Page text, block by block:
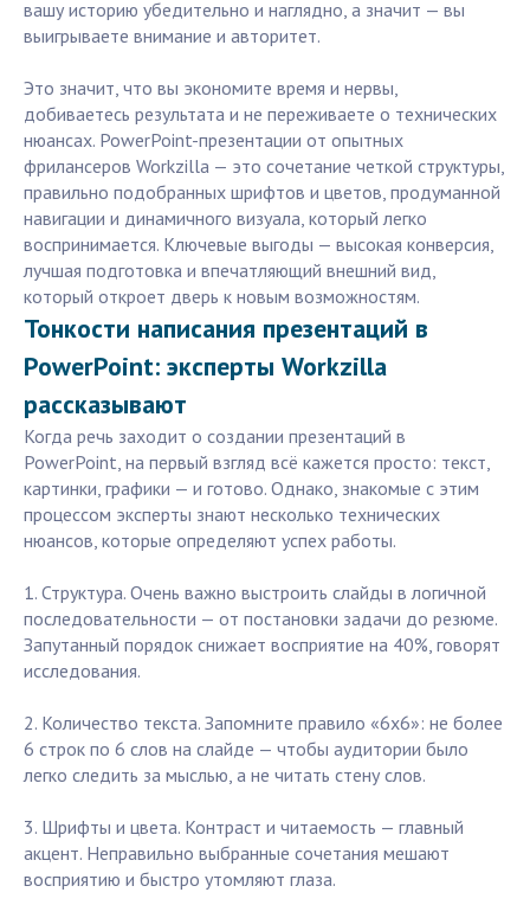
вашу историю убедительно и наглядно, а значит — вы
выигрываете внимание и авторитет.
Это значит, что вы экономите время и нервы,
добиваетесь результата и не переживаете о технических
нюансах. PowerPoint-презентации от опытных
фрилансеров Workzilla — это сочетание четкой структуры,
правильно подобранных шрифтов и цветов, продуманной
навигации и динамичного визуала, который легко
воспринимается. Ключевые выгоды — высокая конверсия,
лучшая подготовка и впечатляющий внешний вид,
который откроет дверь к новым возможностям.
Тонкости написания презентаций в
PowerPoint: эксперты Workzilla
рассказывают
Когда речь заходит о создании презентаций в
PowerPoint, на первый взгляд всё кажется просто: текст,
картинки, графики — и готово. Однако, знакомые с этим
процессом эксперты знают несколько технических
нюансов, которые определяют успех работы.
1. Структура. Очень важно выстроить слайды в логичной
последовательности — от постановки задачи до резюме.
Запутанный порядок снижает восприятие на 40%, говорят
исследования.
2. Количество текста. Запомните правило «6х6»: не более
6 строк по 6 слов на слайде — чтобы аудитории было
легко следить за мыслью, а не читать стену слов.
3. Шрифты и цвета. Контраст и читаемость — главный
акцент. Неправильно выбранные сочетания мешают
восприятию и быстро утомляют глаза.